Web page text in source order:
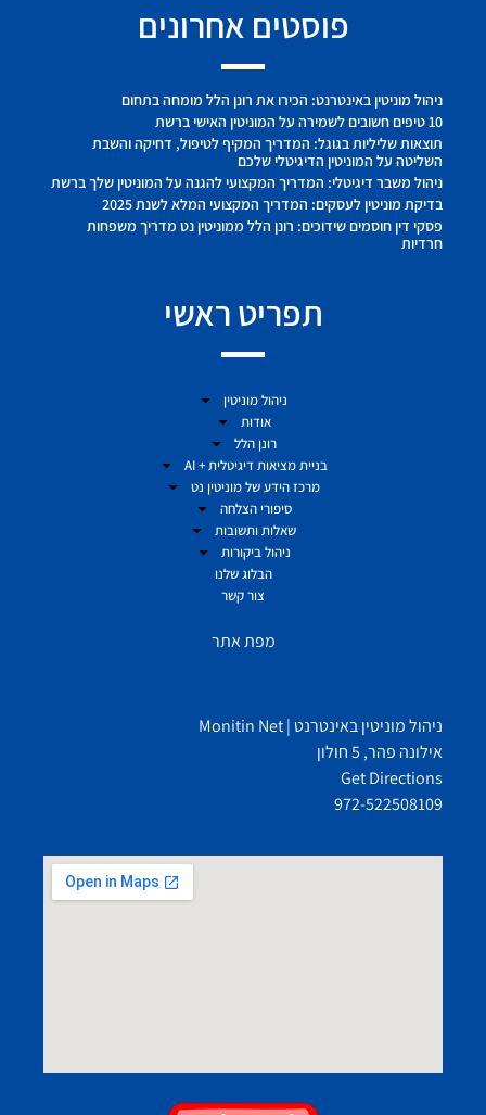
פוסטים אחרונים
ניהול מוניטין באינטרנט: הכירו את רונן הלל מומחה בתחום
10 טיפים חשובים לשמירה על המוניטין האישי ברשת
תוצאות שליליות בגוגל: המדריך המקיף לטיפול, דחיקה והשבת
השליטה על המוניטין הדיגיטלי שלכם
ניהול משבר דיגיטלי: המדריך המקצועי להגנה על המוניטין שלך ברשת
בדיקת מוניטין לעסקים: המדריך המקצועי המלא לשנת 2025
פסקי דין חוסמים שידוכים: רונן הלל ממוניטין נט מדריך משפחות
חרדיות
תפריט ראשי
ניהול מוניטין
אודות
רונן הלל
בניית מציאות דיגיטלית + AI
מרכז הידע של מוניטין נט
סיפורי הצלחה
שאלות ותשובות
ניהול ביקורות
הבלוג שלנו
צור קשר
מפת אתר
ניהול מוניטין באינטרנט | Monitin Net
אילונה פהר, 5 חולון
Get Directions
972-522508109